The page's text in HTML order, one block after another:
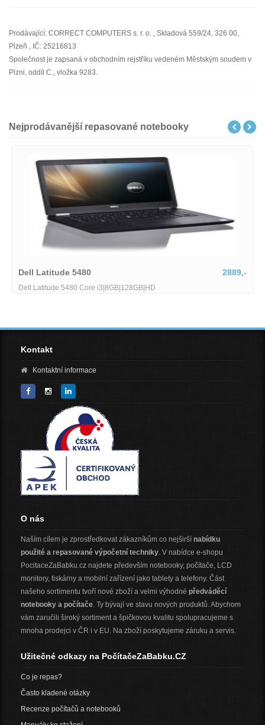
Prodávající: CORRECT COMPUTERS s. r. o. , Skladová 559/24, 326 00,
Plzeň , IČ: 25216813
Společnost je zapsaná v obchodním rejstříku vedeném Městským soudem v
Plzni, oddíl C., vložka 9283.
Nejprodávanější repasované notebooky
2889,-
Lenovo ThinkPad T15 G2 stav B Intel Core i7-
Kontakt
Kontaktní informace
O nás
Naším cílem je zprostředkovat zákazníkům co nejširší nabídku
použité a repasované výpočetní techniky. V nabídce e-shopu
PocitaceZaBabku.cz najdete především notebooky, počítače, LCD
monitory, tiskárny a mobilní zařízení jako tablety a telefony. Část
našeho sortimentu tvoří nové zboží a velmi výhodné předváděcí
notebooky a počítače. Ty bývají ve stavu nových produktů. Abychom
vám zaručili široký sortiment a špičkovou kvalitu spolupracujeme s
mnoha prodejci v ČR i v EU. Na zboží poskytujeme záruku a servis.
Užitečné odkazy na PočítačeZaBabku.CZ
Co je repas?
Často kladené otázky
Recenze počítačů a notebooků